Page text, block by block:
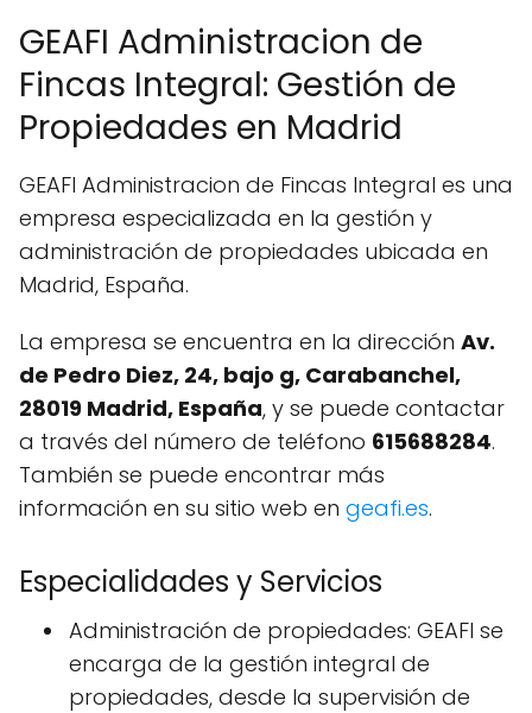
GEAFI Administracion de
Fincas Integral: Gestión de
Propiedades en Madrid
GEAFI Administracion de Fincas Integral es una
empresa especializada en la gestión y
administración de propiedades ubicada en
Madrid, España.
La empresa se encuentra en la dirección Av.
de Pedro Diez, 24, bajo g, Carabanchel,
28019 Madrid, España, y se puede contactar
a través del número de teléfono 615688284.
También se puede encontrar más
información en su sitio web en geafi.es.
Especialidades y Servicios
Administración de propiedades: GEAFI se
encarga de la gestión integral de
propiedades, desde la supervisión de